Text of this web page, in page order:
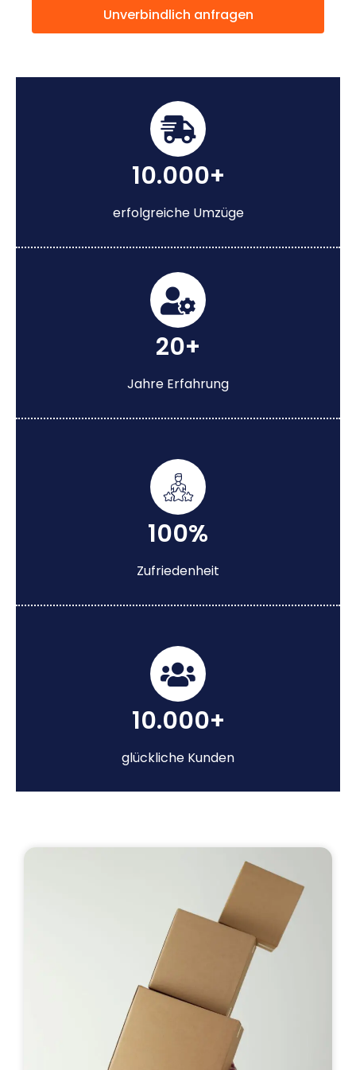
Unverbindlich anfragen
10.000+
erfolgreiche Umzüge
20+
Jahre Erfahrung
100%
Zufriedenheit
10.000+
glückliche Kunden